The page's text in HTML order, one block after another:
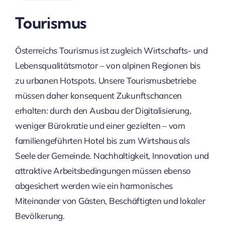
Tourismus
Österreichs Tourismus ist zugleich Wirtschafts- und
Lebensqualitätsmotor – von alpinen Regionen bis
zu urbanen Hotspots. Unsere Tourismusbetriebe
müssen daher konsequent Zukunftschancen
erhalten: durch den Ausbau der Digitalisierung,
weniger Bürokratie und einer gezielten – vom
familiengeführten Hotel bis zum Wirtshaus als
Seele der Gemeinde. Nachhaltigkeit, Innovation und
attraktive Arbeitsbedingungen müssen ebenso
abgesichert werden wie ein harmonisches
Miteinander von Gästen, Beschäftigten und lokaler
Bevölkerung.